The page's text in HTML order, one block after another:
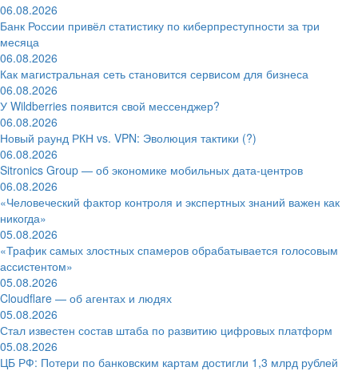
06.08.2026
Банк России привёл статистику по киберпреступности за три
месяца
06.08.2026
Как магистральная сеть становится сервисом для бизнеса
06.08.2026
У Wildberries появится свой мессенджер?
06.08.2026
Новый раунд РКН vs. VPN: Эволюция тактики (?)
06.08.2026
Sitronics Group — об экономике мобильных дата-центров
06.08.2026
«Человеческий фактор контроля и экспертных знаний важен как
никогда»
05.08.2026
«Трафик самых злостных спамеров обрабатывается голосовым
ассистентом»
05.08.2026
Cloudflare — об агентах и людях
05.08.2026
Стал известен состав штаба по развитию цифровых платформ
05.08.2026
ЦБ РФ: Потери по банковским картам достигли 1,3 млрд рублей